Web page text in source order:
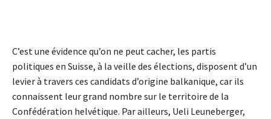
C’est une évidence qu’on ne peut cacher, les partis
politiques en Suisse, à la veille des élections, disposent d’un
levier à travers ces candidats d’origine balkanique, car ils
connaissent leur grand nombre sur le territoire de la
Confédération helvétique. Par ailleurs, Ueli Leuneberger,